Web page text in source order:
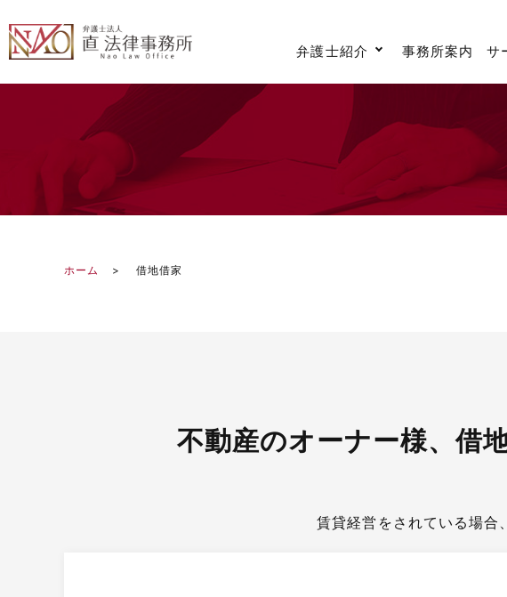
弁護士紹介 事務所案内 サ
ホーム 借地借家
不動産のオーナー様、借
賃貸経営をされている場合